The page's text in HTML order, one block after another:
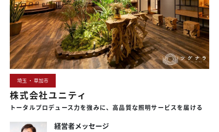
埼玉 ・ 草加市
株式会社ユニティ
トータルプロデュース力を強みに、高品質な照明サービスを届ける
経営者メッセージ